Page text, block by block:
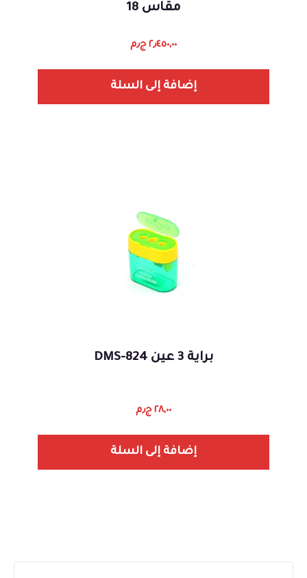
مقاس 18
٢٫٤٥٠,٠٠ ج٫م
إضافة إلى السلة
براية 3 عين DMS-824
٢٨,٠٠ ج٫م
إضافة إلى السلة